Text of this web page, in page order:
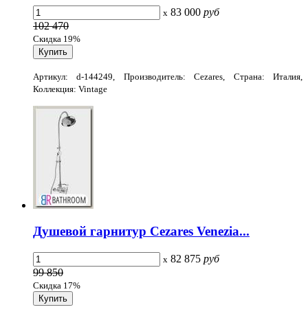
x 83 000 руб
102 470
Скидка 19%
Артикул: d-144249, Производитель: Cezares, Страна: Италия,
Коллекция: Vintage
Душевой гарнитур Cezares Venezia...
x 82 875 руб
99 850
Скидка 17%